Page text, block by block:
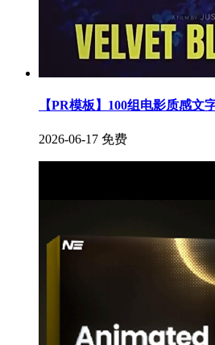
【PR模板】100组电影质感文
2026-06-17 免费